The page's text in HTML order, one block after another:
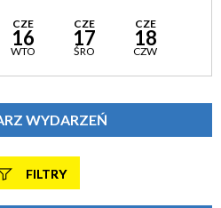
CZE
16
WTO
CZE
17
ŚRO
CZE
18
CZW
WYDARZEŃ
FILTRY